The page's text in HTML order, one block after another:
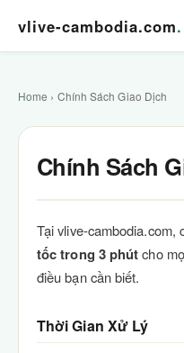
vlive-cambodia.com.
Home › Chính Sách Giao Dịch
Chính Sách
Tại vlive-cambodia.com,
tốc trong 3 phútcho
điều bạn cần biết.
Thời Gian Xử Lý